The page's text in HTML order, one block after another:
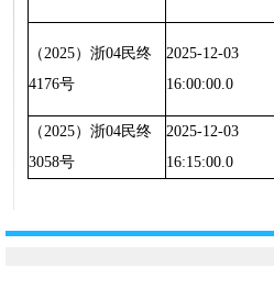
（2025）浙04民终
4176号
2025-12-03
16:00:00.0
（2025）浙04民终
3058号
2025-12-03
16:15:00.0